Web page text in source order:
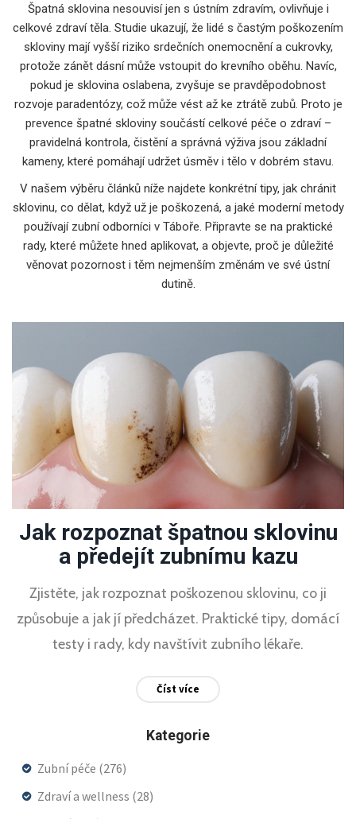
Špatná sklovina nesouvisí jen s ústním zdravím, ovlivňuje i
celkové zdraví těla. Studie ukazují, že lidé s častým poškozením
skloviny mají vyšší riziko srdečních onemocnění a cukrovky,
protože zánět dásní může vstoupit do krevního oběhu. Navíc,
pokud je sklovina oslabena, zvyšuje se pravděpodobnost
rozvoje paradentózy, což může vést až ke ztrátě zubů. Proto je
prevence špatné skloviny součástí celkové péče o zdraví –
pravidelná kontrola, čistění a správná výživa jsou základní
kameny, které pomáhají udržet úsměv i tělo v dobrém stavu.
V našem výběru článků níže najdete konkrétní tipy, jak chránit
sklovinu, co dělat, když už je poškozená, a jaké moderní metody
používají zubní odborníci v Táboře. Připravte se na praktické
rady, které můžete hned aplikovat, a objevte, proč je důležité
věnovat pozornost i těm nejmenším změnám ve své ústní
dutině.
Jak rozpoznat špatnou sklovinu
a předejít zubnímu kazu
Zjistěte, jak rozpoznat poškozenou sklovinu, co ji
způsobuje a jak jí předcházet. Praktické tipy, domácí
testy i rady, kdy navštívit zubního lékaře.
Číst více
Kategorie
Zubní péče (276)
Zdraví a wellness (28)